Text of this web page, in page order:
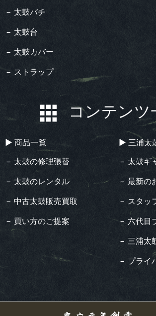
− 太鼓バチ
− 太鼓台
− 太鼓カバー
− ストラップ
コンテンツ
▶︎ 商品一覧
− 太鼓の修理張替
− 太鼓のレンタル
− 中古太鼓販売買取
− 買い方のご提案
▶︎ 三浦太
− 太鼓ギ
− 最新の
− スタッ
− 六代目
− 三浦太
− プライ